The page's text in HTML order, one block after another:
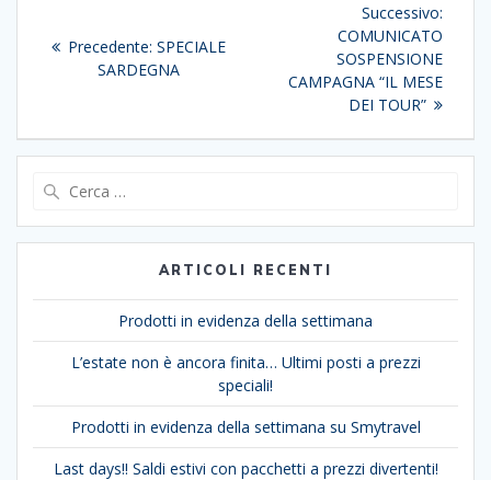
articoli
Precedente: Articolo
precedente:
SPECIALE
SARDEGNA
Successivo:
COMUNICATO
SOSPENSIONE
CAMPAGNA “IL MESE
DEI TOUR”
ARTICOLI RECENTI
Prodotti in evidenza della settimana
L’estate non è ancora finita… Ultimi posti a prezzi
speciali!
Prodotti in evidenza della settimana su Smytravel
Last days!! Saldi estivi con pacchetti a prezzi divertenti!